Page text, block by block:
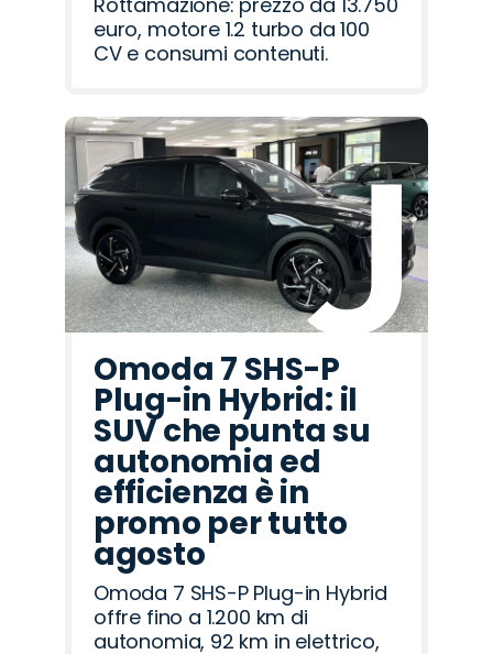
euro, motore 1.2 turbo da 100
CV e consumi contenuti.
Omoda 7 SHS-P
Plug-in Hybrid: il
SUV che punta su
autonomia ed
efficienza è in
promo per tutto
agosto
Omoda 7 SHS-P Plug-in Hybrid
offre fino a 1.200 km di
autonomia, 92 km in elettrico,